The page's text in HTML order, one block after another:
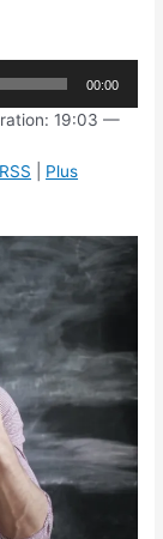
00:00
19:03 —
RSS
Plus